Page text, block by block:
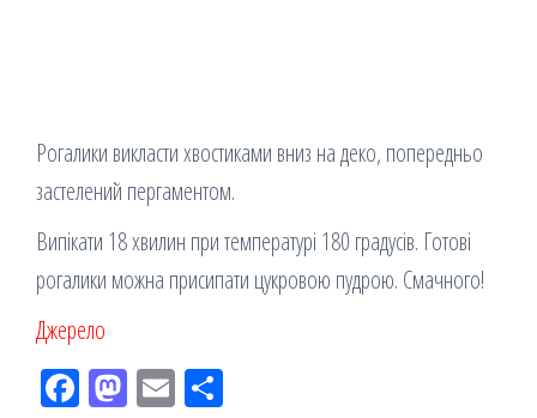
Рогалики викласти хвостиками вниз на деко, попередньо
застелений пергаментом.
Випікати 18 хвилин при температурі 180 градусів. Готові
рогалики можна присипати цукровою пудрою. Смачного!
Джерело
Fac M Em